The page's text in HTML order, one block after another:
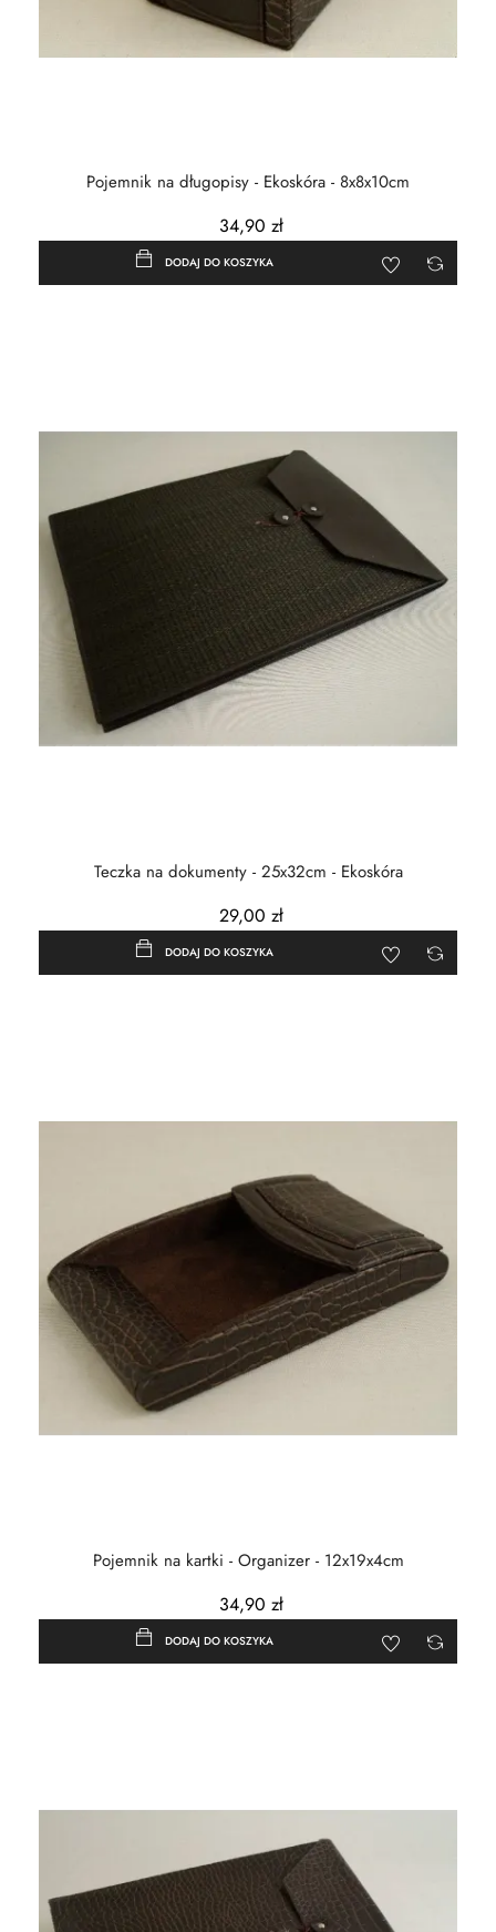
Pojemnik na długopisy - Ekoskóra - 8x8x10cm
34,90 zł
DODAJ DO KOSZYKA
Teczka na dokumenty - 25x32cm - Ekoskóra
29,00 zł
DODAJ DO KOSZYKA
Pojemnik na kartki - Organizer - 12x19x4cm
34,90 zł
DODAJ DO KOSZYKA